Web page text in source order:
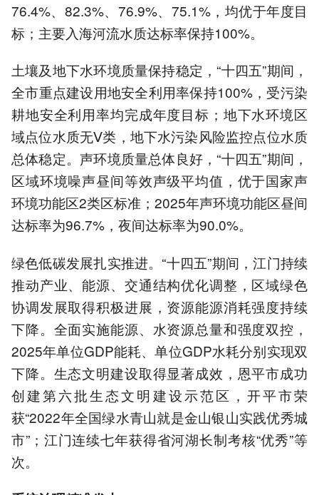
76.4%、82.3%、76.9%、75.1%，均优于年度目
标；主要入海河流水质达标率保持100%。
土壤及地下水环境质量保持稳定，“十四五”期间，
全市重点建设用地安全利用率保持100%，受污染
耕地安全利用率均完成年度目标；地下水环境区
域点位水质无Ⅴ类，地下水污染风险监控点位水质
总体稳定。声环境质量总体良好，“十四五”期间，
区域环境噪声昼间等效声级平均值，优于国家声
环境功能区2类区标准；2025年声环境功能区昼间
达标率为96.7%，夜间达标率为90.0%。
绿色低碳发展扎实推进。“十四五”期间，江门持续
推动产业、能源、交通结构优化调整，区域绿色
协调发展取得积极进展，资源能源消耗强度持续
下降。全面实施能源、水资源总量和强度双控，
2025年单位GDP能耗、单位GDP水耗分别实现双
下降。生态文明建设取得显著成效，恩平市成功
创建第六批生态文明建设示范区，开平市荣
获“2022年全国绿水青山就是金山银山实践优秀城
市”；江门连续七年获得省河湖长制考核“优秀”等
次。